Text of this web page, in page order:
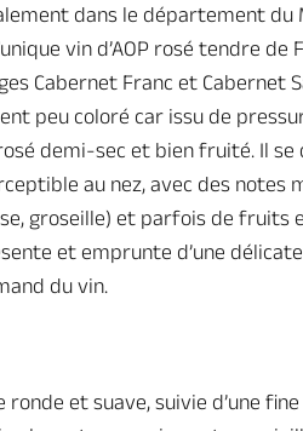
dans le département du
vin d’AOP rosé tendre
Cabernet Franc et Cabernet
peu coloré car issu de
demi-sec et bien fruité. Il se
au nez, avec des notes
groseille) et parfois de fruits
et emprunte d’une
du vin.
et suave, suivie d’une